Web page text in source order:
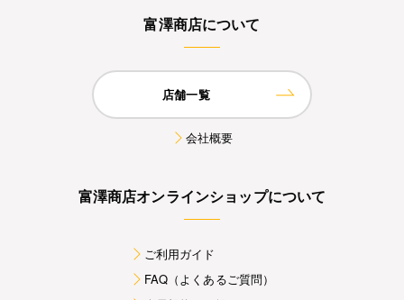
富澤商店について
店舗一覧
会社概要
富澤商店オンラインショップについて
ご利用ガイド
FAQ（よくあるご質問）